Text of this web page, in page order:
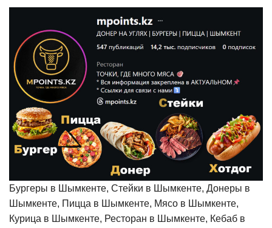
Бургеры в Шымкенте, Стейки в Шымкенте, Донеры в
Шымкенте, Пицца в Шымкенте, Мясо в Шымкенте,
Курица в Шымкенте, Ресторан в Шымкенте, Кебаб в